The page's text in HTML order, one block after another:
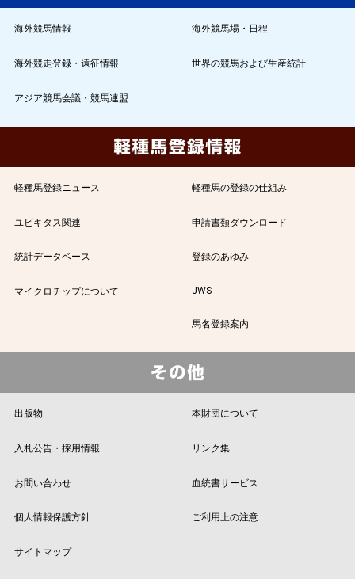
海外競馬情報 海外競馬場・日程
海外競走登録・遠征情報 世界の競馬および生産統計
アジア競馬会議・競馬連盟
軽種馬登録ニュース 軽種馬の登録の仕組み
ユビキタス関連 申請書類ダウンロード
統計データベース 登録のあゆみ
マイクロチップについて JWS
馬名登録案内
出版物 本財団について
入札公告・採用情報 リンク集
お問い合わせ 血統書サービス
個人情報保護方針 ご利用上の注意
サイトマップ